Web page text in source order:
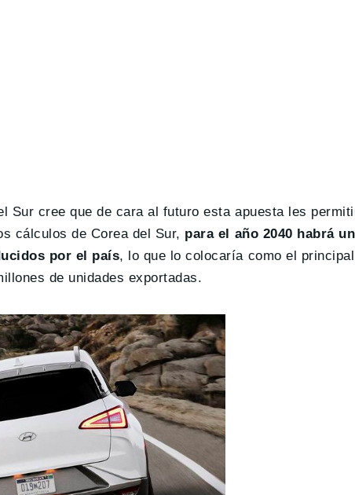
Sur cree que de cara al futuro esta apuesta les
cálculos de Corea del Sur, para el año 2040 habrá un
por el país, lo que lo colocaría como el principal
de unidades exportadas.